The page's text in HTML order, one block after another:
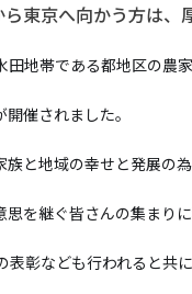
東京へ向かう方は、
田地帯である都地区の農
催されました。
と地域の幸せと発展の
を継ぐ皆さんの集まりに
彰なども行われると共